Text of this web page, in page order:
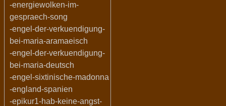
-energiewolken-im-
gespraech-song
-engel-der-verkuendigung-
bei-maria-aramaeisch
-engel-der-verkuendigung-
bei-maria-deutsch
-engel-sixtinische-madonna
-england-spanien
-epikur1-hab-keine-angst-